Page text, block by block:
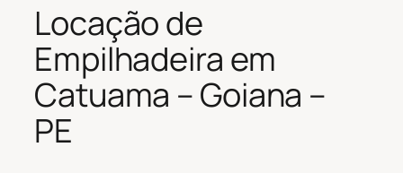
Locação de
Empilhadeira em
Catuama – Goiana –
PE